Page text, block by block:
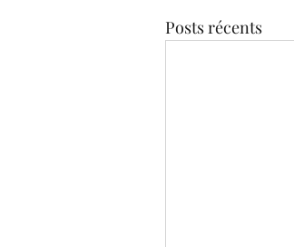
Posts récents